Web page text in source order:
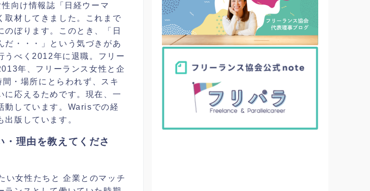
向け情報誌「日経ウーマ
取材してきました。これまで
ぼります。このとき、「日
だ・・・」という気づきがあ
うべく2012年に退職。フリー
年、フリーランス女性と企
・場所にとらわれず、スキ
に応えるためです。現在、一
動しています。Warisでの経
出版しています。
・理由を教えてくださ
い女性たちと 企業とのマッチ